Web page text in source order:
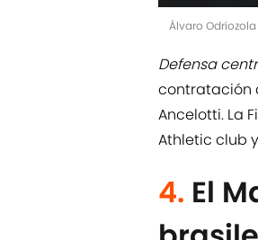
Álvaro
Defensa
contratación
Ancelotti. La
Athletic club
4. El